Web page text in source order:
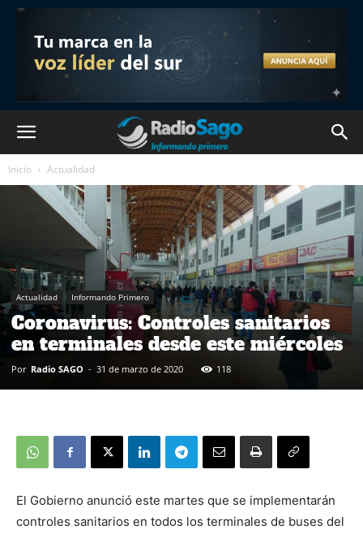
Inicio Actualidad
Actualidad Informando Primero
Coronavirus: Controles sanitarios
en terminales desde este miércoles
Por Radio SAGO - 31 de marzo de 2020 118
El Gobierno anunció este martes que se implementarán
controles sanitarios en todos los terminales de buses del